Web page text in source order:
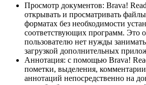
Просмотр документов: Brava!
открывать и просматривать
форматах без необходимости
соответствующих программ. Это
пользователю нет нужды
загрузкой дополнительных
Аннотация: с помощью Brava!
пометки, выделения,
аннотаций непосредственно на